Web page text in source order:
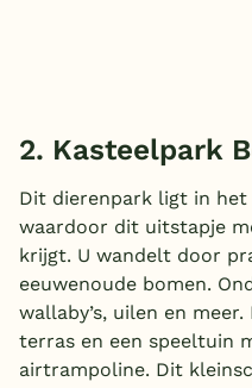
2. Kasteelpark
Dit dierenpark ligt in het
waardoor dit uitstapje
krijgt. U wandelt door
eeuwenoude bomen.
wallaby’s, uilen en
terras en een speeltuin
airtrampoline. Dit